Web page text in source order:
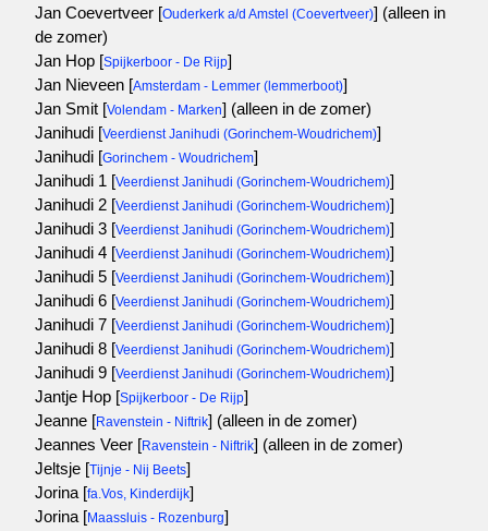
Jan Coevertveer [Ouderkerk a/d Amstel (Coevertveer)] (alleen in
de zomer)
Jan Hop [Spijkerboor - De Rijp]
Jan Nieveen [Amsterdam - Lemmer (lemmerboot)]
Jan Smit [Volendam - Marken] (alleen in de zomer)
Janihudi [Veerdienst Janihudi (Gorinchem-Woudrichem)]
Janihudi [Gorinchem - Woudrichem]
Janihudi 1 [Veerdienst Janihudi (Gorinchem-Woudrichem)]
Janihudi 2 [Veerdienst Janihudi (Gorinchem-Woudrichem)]
Janihudi 3 [Veerdienst Janihudi (Gorinchem-Woudrichem)]
Janihudi 4 [Veerdienst Janihudi (Gorinchem-Woudrichem)]
Janihudi 5 [Veerdienst Janihudi (Gorinchem-Woudrichem)]
Janihudi 6 [Veerdienst Janihudi (Gorinchem-Woudrichem)]
Janihudi 7 [Veerdienst Janihudi (Gorinchem-Woudrichem)]
Janihudi 8 [Veerdienst Janihudi (Gorinchem-Woudrichem)]
Janihudi 9 [Veerdienst Janihudi (Gorinchem-Woudrichem)]
Jantje Hop [Spijkerboor - De Rijp]
Jeanne [Ravenstein - Niftrik] (alleen in de zomer)
Jeannes Veer [Ravenstein - Niftrik] (alleen in de zomer)
Jeltsje [Tijnje - Nij Beets]
Jorina [fa.Vos, Kinderdijk]
Jorina [Maassluis - Rozenburg]